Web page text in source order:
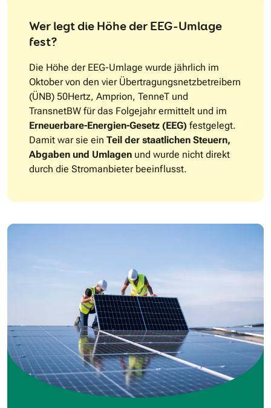
Wer legt die Höhe der EEG-Umlage
fest?
Die Höhe der EEG-Umlage wurde jährlich im
Oktober von den vier Übertragungsnetzbetreibern
(ÜNB) 50Hertz, Amprion, TenneT und
TransnetBW für das Folgejahr ermittelt und im
Erneuerbare-Energien-Gesetz (EEG) festgelegt.
Damit war sie ein Teil der staatlichen Steuern,
Abgaben und Umlagen und wurde nicht direkt
durch die Stromanbieter beeinflusst.